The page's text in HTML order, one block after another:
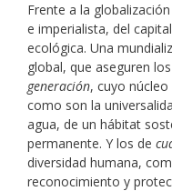
Frente a la
e imperialista, del
ecológica. Una
global, que aseguren los
generación, cuyo
como son la
agua, de un hábitat
permanente. Y los de
diversidad humana,
reconocimiento y